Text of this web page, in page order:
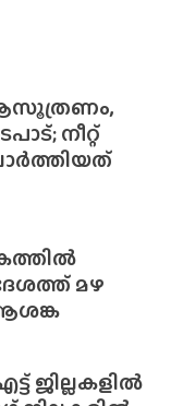
നീറ്റ്
മഴ
ജില്ലകളിൽ